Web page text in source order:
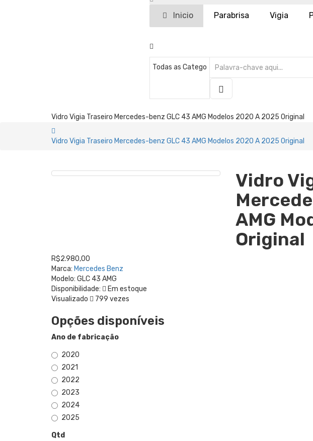
Inicio Parabrisa Vigia
Vidro Vigia Traseiro Mercedes-benz GLC 43 AMG Modelos 2020 A 2025 Original
Vidro Vigia Traseiro Mercedes-benz GLC 43 AMG Modelos 2020 A 2025 Original
Vidro
AMG
Original
R$2.980,00
Marca: Mercedes Benz
Modelo: GLC 43 AMG
Disponibilidade:
Em estoque
Visualizado
799 vezes
Opções disponíveis
Ano de fabricação
2020
2021
2022
2023
2024
2025
Qtd